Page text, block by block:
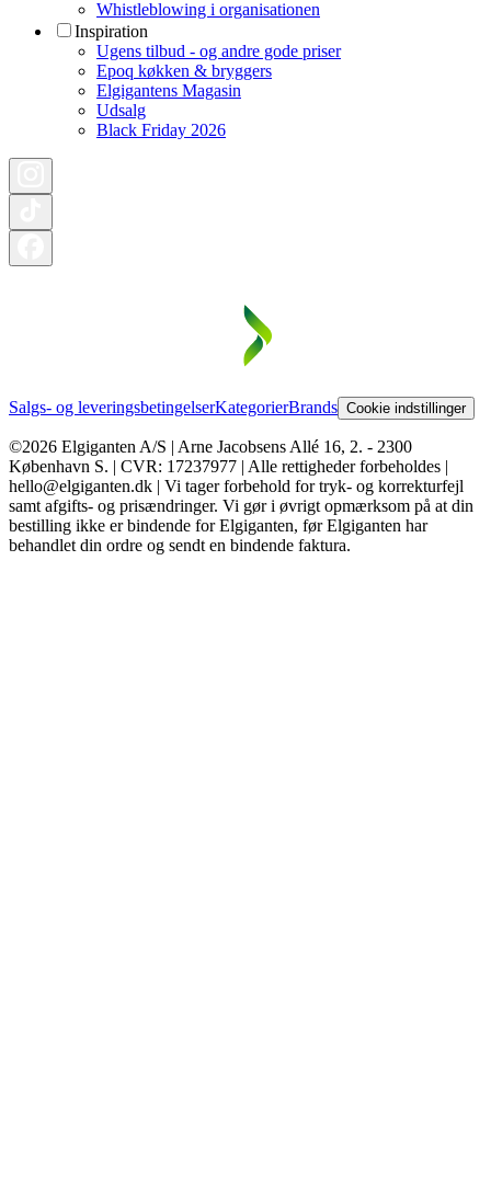
Whistleblowing i organisationen
Inspiration
Ugens tilbud - og andre gode priser
Epoq køkken & bryggers
Elgigantens Magasin
Udsalg
Black Friday 2026
Salgs- og leveringsbetingelserKategorierBrands Cookie indstillinger
©2026 Elgiganten A/S | Arne Jacobsens Allé 16, 2. - 2300
København S. | CVR: 17237977 | Alle rettigheder forbeholdes |
hello@elgiganten.dk | Vi tager forbehold for tryk- og korrekturfejl
samt afgifts- og prisændringer. Vi gør i øvrigt opmærksom på at din
bestilling ikke er bindende for Elgiganten, før Elgiganten har
behandlet din ordre og sendt en bindende faktura.